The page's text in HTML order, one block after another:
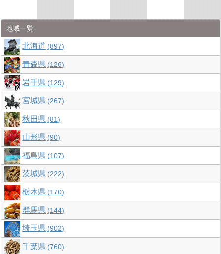
地域一覧
北海道 897
青森県 126
岩手県 129
宮城県 267
秋田県 81
山形県 90
福島県 107
茨城県 222
栃木県 170
群馬県 144
埼玉県 902
千葉県 760